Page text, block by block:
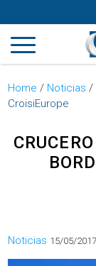
Home / Noticias /
CroisiEurope
Categorías
Noticias 15/05/2017